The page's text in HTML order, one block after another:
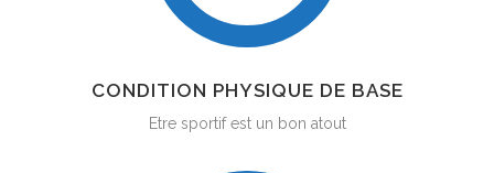
CONDITION PHYSIQUE DE BASE
Etre sportif est un bon atout